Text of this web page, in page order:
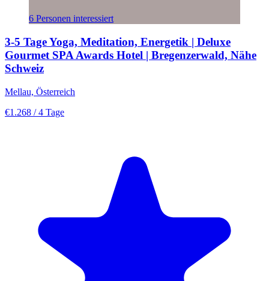
6 Personen interessiert
3-5 Tage Yoga, Meditation, Energetik | Deluxe
Gourmet SPA Awards Hotel | Bregenzerwald, Nähe
Schweiz
Mellau, Österreich
€1.268 / 4 Tage